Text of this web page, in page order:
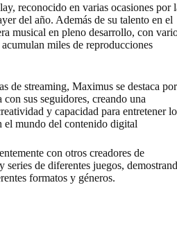
reconocido en varias ocasiones por
del año. Además de su talento en el
musical en pleno desarrollo, con
miles de reproducciones
de streaming, Maximus se destaca por
sus seguidores, creando una
y capacidad para entretener lo
el mundo del contenido digital
con otros creadores de
de diferentes juegos,
formatos y géneros.